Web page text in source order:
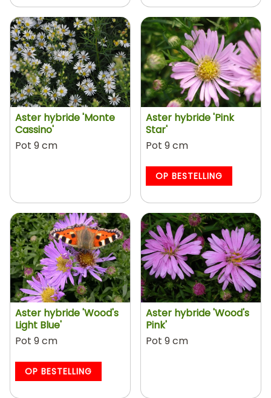
Aster hybride 'Monte
Cassino'
Pot 9 cm
Aster hybride 'Pink
Star'
Pot 9 cm
OP BESTELLING
Aster hybride 'Wood's
Light Blue'
Pot 9 cm
OP BESTELLING
Aster hybride 'Wood's
Pink'
Pot 9 cm